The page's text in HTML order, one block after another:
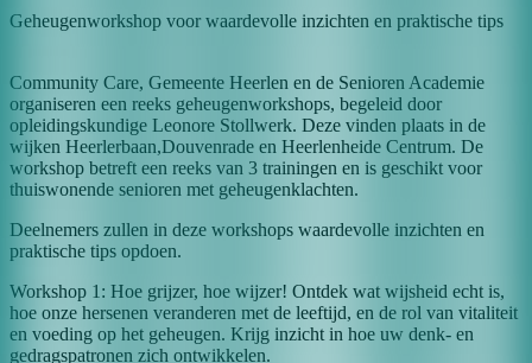
Geheugenworkshop voor waardevolle inzichten en praktische tips
Community Care, Gemeente Heerlen en de Senioren Academie
organiseren een reeks geheugenworkshops, begeleid door
opleidingskundige Leonore Stollwerk. Deze vinden plaats in de
wijken Heerlerbaan,Douvenrade en Heerlenheide Centrum. De
workshop betreft een reeks van 3 trainingen en is geschikt voor
thuiswonende senioren met geheugenklachten.
Deelnemers zullen in deze workshops waardevolle inzichten en
praktische tips opdoen.
Workshop 1: Hoe grijzer, hoe wijzer! Ontdek wat wijsheid echt is,
hoe onze hersenen veranderen met de leeftijd, en de rol van vitaliteit
en voeding op het geheugen. Krijg inzicht in hoe uw denk- en
gedragspatronen zich ontwikkelen.